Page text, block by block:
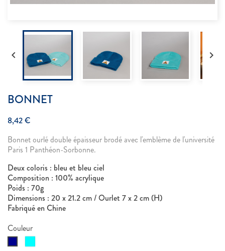
 
BONNET
8,42 €
Bonnet ourlé double épaisseur brodé avec l'emblème de l'université
Paris 1 Panthéon-Sorbonne.
Deux coloris : bleu et bleu ciel
Composition : 100% acrylique
Poids : 70g
Dimensions : 20 x 21.2 cm / Ourlet 7 x 2 cm (H)
Fabriqué en Chine
Couleur